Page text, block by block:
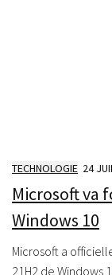
TECHNOLOGIE 24
Microsoft va
Windows 10
Microsoft a
21H2 de Windows